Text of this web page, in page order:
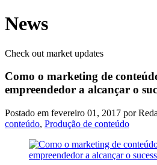
News
Check out market updates
Como o marketing de
empreendedor a alcançar o
Postado em fevereiro 01, 2017 por
conteúdo, Produção de conteúdo